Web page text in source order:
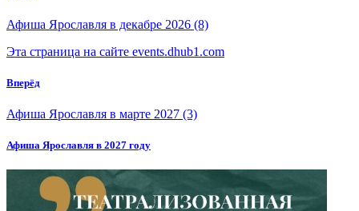
Афиша Ярославля в декабре 2026 (8)
Эта страница на сайте events.dhub1.com
Вперёд
Афиша Ярославля в марте 2027 (3)
Афиша Ярославля в 2027 году